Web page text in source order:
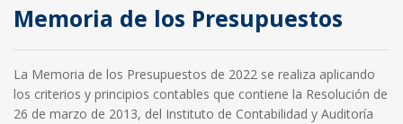
Memoria de los Presupuestos
La Memoria de los Presupuestos de 2022 se realiza aplicando
los criterios y principios contables que contiene la Resolución de
26 de marzo de 2013, del Instituto de Contabilidad y Auditoría